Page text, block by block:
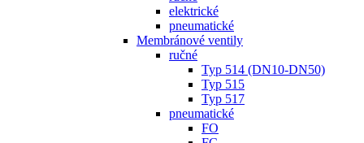
elektrické
pneumatické
Membránové ventily
ručné
Typ 514 (DN10-DN50)
Typ 515
Typ 517
pneumatické
FO